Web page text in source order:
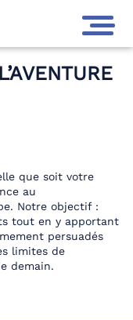
que soit votre
au
Notre objectif :
tout en y apportant
persuadés
limites de
demain.